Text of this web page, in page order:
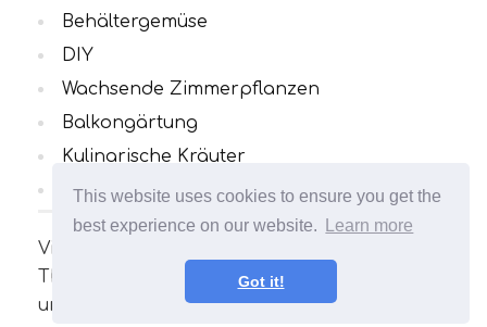
This website uses cookies to ensure you get the
best experience on our website.
Learn more
Got it!
Viele interessante und nützliche Artikel zum
Thema Gartenarbeit. Ihr Garten wird
unvergleichlich sein
Behältergemüse
DIY
Wachsende Zimmerpflanzen
Balkongärtung
Kulinarische Kräuter
Alle Kategorien